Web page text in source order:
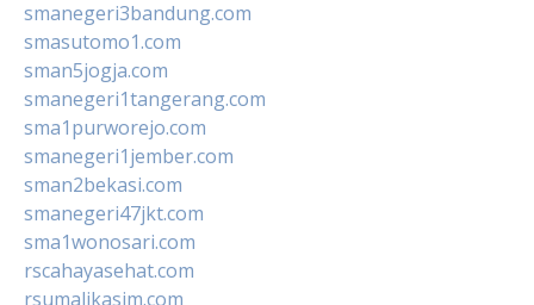
smanegeri3bandung.com
smasutomo1.com
sman5jogja.com
smanegeri1tangerang.com
sma1purworejo.com
smanegeri1jember.com
sman2bekasi.com
smanegeri47jkt.com
sma1wonosari.com
rscahayasehat.com
rsumalikasim.com